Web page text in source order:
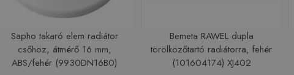
Sapho takaró elem radiátor
csőhöz, átmérő 16 mm,
ABS/fehér (9930DN16B0)
Bemeta RAWEL dupla
törölközőtartó radiátorra, fehér
(101604174) XJ402